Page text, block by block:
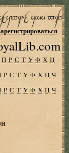
П Р С Т У Ф Х Ц
Р С Т У Ф Х Ц Ч
Р С Т У Ф Х Ц Ч